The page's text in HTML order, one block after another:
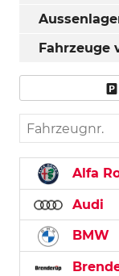
Fahrzeuge
Fahrzeugnr.
Alfa
Audi
BMW